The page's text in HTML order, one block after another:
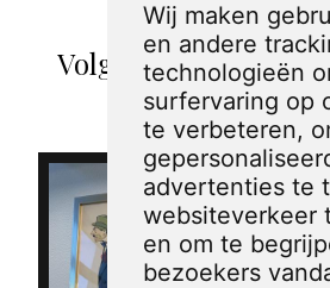
Wij maken
en andere
technologieën
surfervaring op
te verbeteren,
advertenties te
websiteverkeer
en om te
bezoekers
Volgende
categorie